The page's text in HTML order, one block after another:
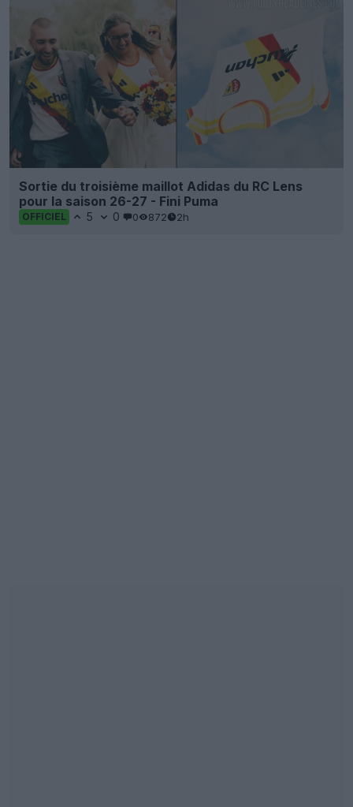
Sortie du troisième maillot Adidas du RC Lens
pour la saison 26-27 - Fini Puma
OFFICIEL 5 0 0 872 2h